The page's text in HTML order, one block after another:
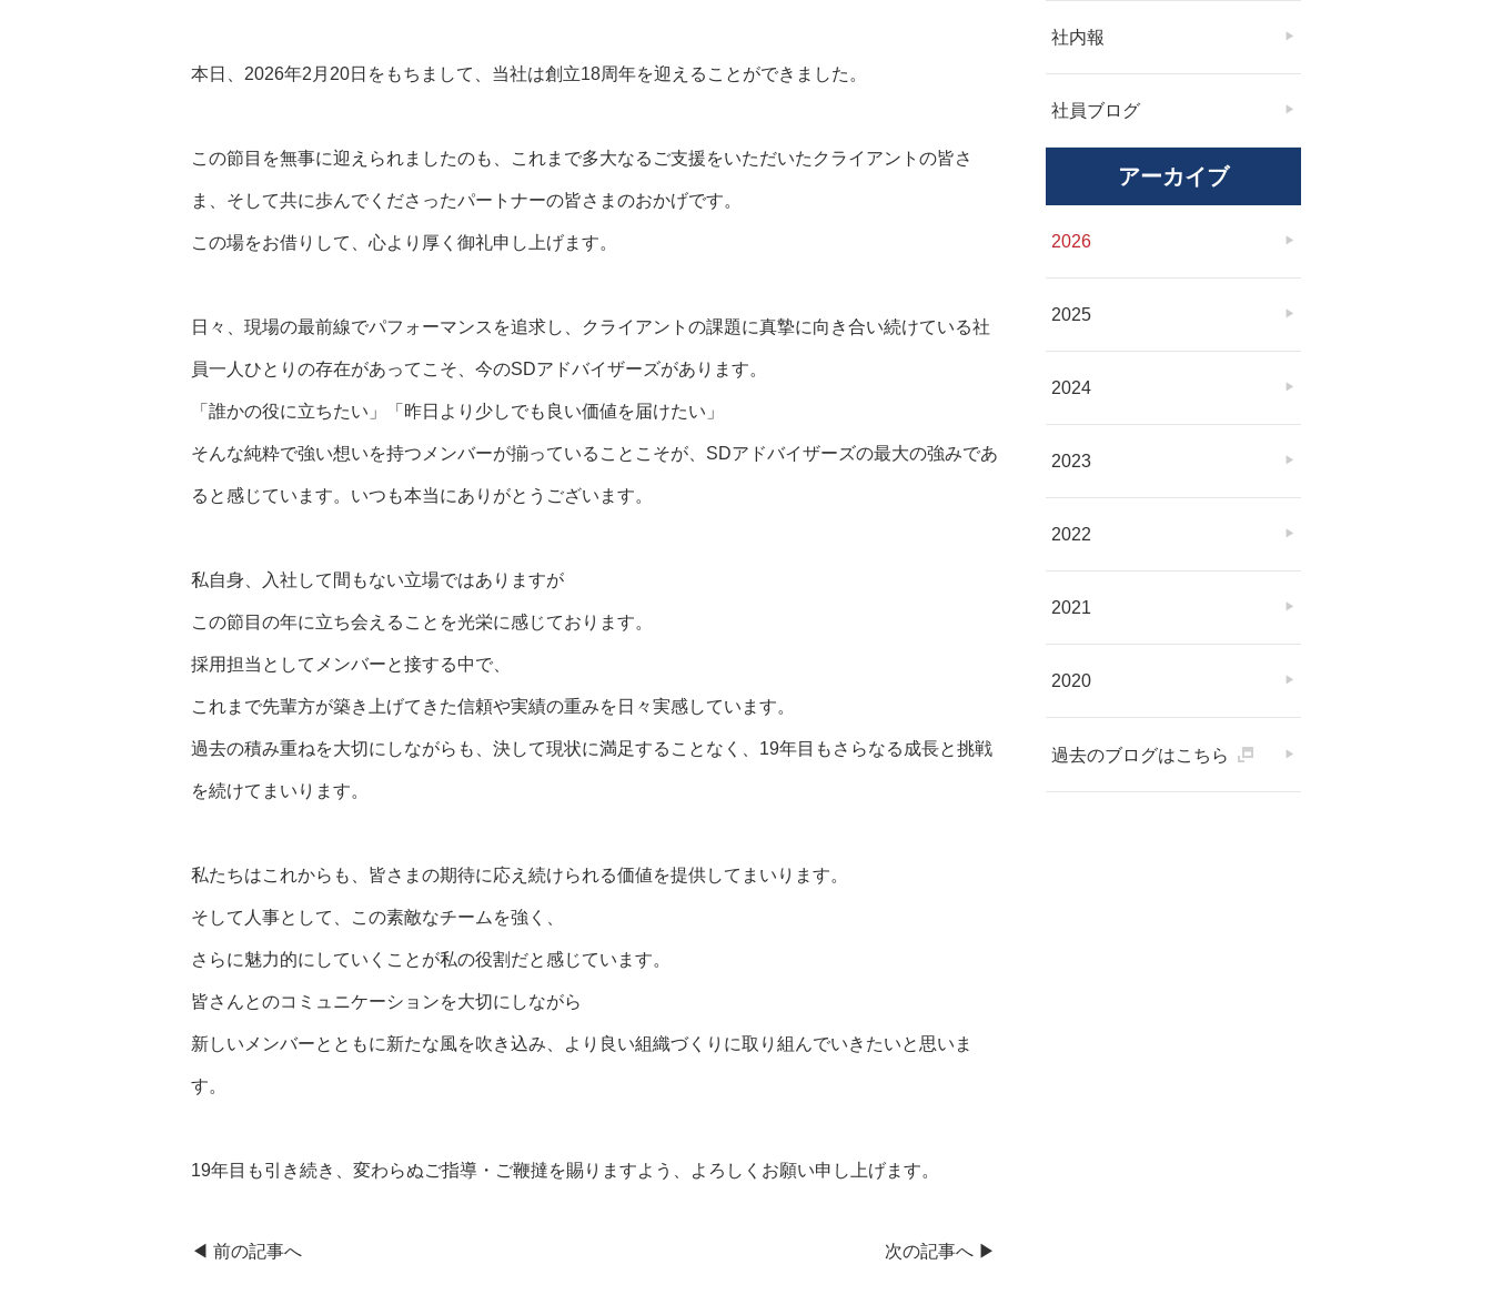
本日、2026年2月20日をもちまして、当社は創立18周年を迎えることができました。
この節目を無事に迎えられましたのも、これまで多大なるご支援をいただいたクライアントの皆さ
ま、そして共に歩んでくださったパートナーの皆さまのおかげです。
この場をお借りして、心より厚く御礼申し上げます。
日々、現場の最前線でパフォーマンスを追求し、クライアントの課題に真摯に向き合い続けている社
員一人ひとりの存在があってこそ、今のSDアドバイザーズがあります。
「誰かの役に立ちたい」「昨日より少しでも良い価値を届けたい」
そんな純粋で強い想いを持つメンバーが揃っていることこそが、SDアドバイザーズの最大の強みであ
ると感じています。いつも本当にありがとうございます。
私自身、入社して間もない立場ではありますが
この節目の年に立ち会えることを光栄に感じております。
採用担当としてメンバーと接する中で、
これまで先輩方が築き上げてきた信頼や実績の重みを日々実感しています。
過去の積み重ねを大切にしながらも、決して現状に満足することなく、19年目もさらなる成長と挑戦
を続けてまいります。
私たちはこれからも、皆さまの期待に応え続けられる価値を提供してまいります。
そして人事として、この素敵なチームを強く、
さらに魅力的にしていくことが私の役割だと感じています。
皆さんとのコミュニケーションを大切にしながら
新しいメンバーとともに新たな風を吹き込み、より良い組織づくりに取り組んでいきたいと思いま
す。
19年目も引き続き、変わらぬご指導・ご鞭撻を賜りますよう、よろしくお願い申し上げます。
◀︎ 前の記事へ 次の記事へ ▶︎
社内報
社員ブログ
アーカイブ
2026
2025
2024
2023
2022
2021
2020
過去のブログはこちら